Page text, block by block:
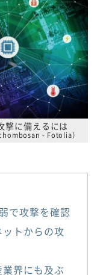
撃に備えるには
- Fotolia）
で攻撃を確認
トからの攻
界にも及ぶ